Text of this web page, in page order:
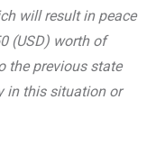
will result in peace
(USD) worth of
the previous state
in this situation or